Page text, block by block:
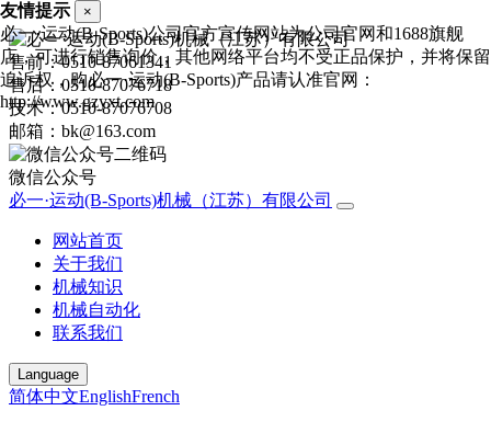
售前：0510-87061341
售后：0510-87076718
技术：0510-87076708
邮箱：bk@163.com
微信公众号
必一·运动(B-Sports)机械（江苏）有限公司
网站首页
关于我们
机械知识
机械自动化
联系我们
Language
简体中文EnglishFrench
友情提示 ×
必一·运动(B-Sports)公司官方宣传网站为公司官网和1688旗舰
店，可进行销售询价，其他网络平台均不受正品保护，并将保留
追诉权，购必一·运动(B-Sports)产品请认准官网：
http://www.gzyxt.com